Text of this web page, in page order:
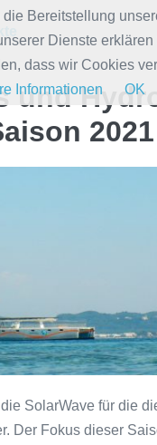
und
2021
SolarWave für die
Der Fokus dieser
Bereitstellung
Dienste
dass wir Cookies
Informationen
OK